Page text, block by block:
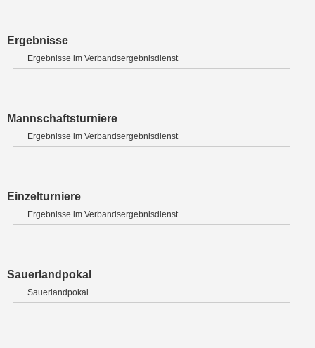
Ergebnisse
Ergebnisse im Verbandsergebnisdienst
Mannschaftsturniere
Ergebnisse im Verbandsergebnisdienst
Einzelturniere
Ergebnisse im Verbandsergebnisdienst
Sauerlandpokal
Sauerlandpokal